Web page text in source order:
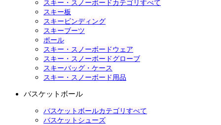
スキー・スノーボードカテゴリすべて
スキー板
スキービンディング
スキーブーツ
ポール
スキー・スノーボードウェア
スキー・スノーボードグローブ
スキーバッグ・ケース
スキー・スノーボード用品
バスケットボール
バスケットボールカテゴリすべて
バスケットシューズ